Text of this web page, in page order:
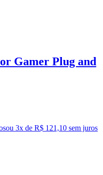
Gamer Plug and
ou 3x de R$ 121,10 sem juros